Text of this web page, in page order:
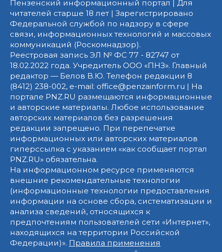
Пензенский информационный портал | Для
читателей старше 18 лет | Зарегистрировано
Федеральной службой по надзору в сфере
связи, информационных технологий и массовых
коммуникаций (Роскомнадзор).
Реестровая запись ЭЛ № ФС 77 - 82747 от
18.02.2022 года. Учредитель ООО «ПНЗ». Главный
редактор — Белов В.Ю. Телефон редакции 8
(8412) 238-002, e-mail: office@penzainform.ru | На
портале PNZ.RU размещаются информационные
и авторские материалы. Любое использование
авторских материалов без разрешения
редакции запрещено. При перепечатке
информационных или авторских материалов
гиперссылка с указанием «как сообщает портал
PNZ.RU» обязательна.
На информационном ресурсе применяются
внешние рекомендательные технологии
(информационные технологии предоставления
информации на основе сбора, систематизации и
анализа сведений, относящихся к
предпочтениям пользователей сети «Интернет»,
находящихся на территории Российской
Федерации)». Правила применения